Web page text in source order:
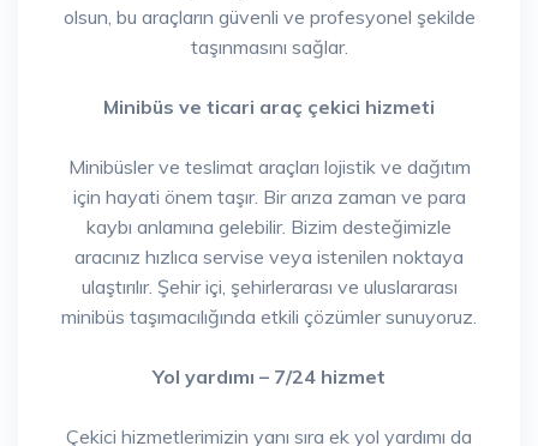
olsun, bu araçların güvenli ve profesyonel şekilde
taşınmasını sağlar.
Minibüs ve ticari araç çekici hizmeti
Minibüsler ve teslimat araçları lojistik ve dağıtım
için hayati önem taşır. Bir arıza zaman ve para
kaybı anlamına gelebilir. Bizim desteğimizle
aracınız hızlıca servise veya istenilen noktaya
ulaştırılır. Şehir içi, şehirlerarası ve uluslararası
minibüs taşımacılığında etkili çözümler sunuyoruz.
Yol yardımı – 7/24 hizmet
Çekici hizmetlerimizin yanı sıra ek yol yardımı da